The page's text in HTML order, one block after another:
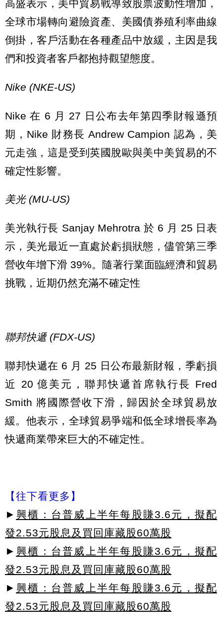
高盛表示，美中貿易戰導致股票波動性增加，
全球市場轉向避險資產、美國債券殖利率曲線
倒掛，客戶活動在各種產品中放緩，主因是我
們和投資者客戶都抱持觀望態度。
Nike (NKE-US)
Nike 在 6 月 27 日公布去年第四季財報遜預
期，Nike 財務長 Andrew Campion 認為，美
元走強，這是受到英國脫歐與美中美貿易的不
確定性影響。
美光 (MU-US)
美光執行長 Sanjay Mehrotra 於 6 月 25 日表
示，美光最近一直處於虧損狀態，儘管第三季
營收年增下滑 39%。隨著行業面臨經濟和貿易
挑戰，近期仍然充滿不確定性
聯邦快遞 (FDX-US)
聯邦快遞在 6 月 25 日公布最新財報，季虧損
近 20 億美元，聯邦快遞首席執行長 Fred
Smith 將國際營收下滑，歸因於全球貿易放
緩。他表示，全球貿易爭端和低全球增長率為
快遞商業帶來巨大的不確定性。
【往下看更多】
► 興櫃：台普威上半年每股賺3.6元，擬配
發2.53元股息及買回庫藏股60萬股
► 興櫃：台普威上半年每股賺3.6元，擬配
發2.53元股息及買回庫藏股60萬股
► 興櫃：台普威上半年每股賺3.6元，擬配
發2.53元股息及買回庫藏股60萬股